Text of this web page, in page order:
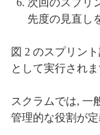
先度の見直し
図 2 のスプリン
として実行されま
スクラムでは, 一
管理的な役割が